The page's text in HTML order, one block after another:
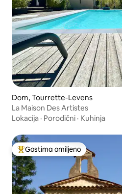
Dom, Tourrette-Levens
La Maison Des Artistes
Lokacija · Porodični · Kuhinja
Najuspešniji među gostima
Gostima omiljeno